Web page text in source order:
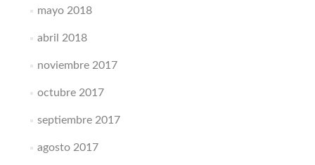
mayo 2018
abril 2018
noviembre 2017
octubre 2017
septiembre 2017
agosto 2017